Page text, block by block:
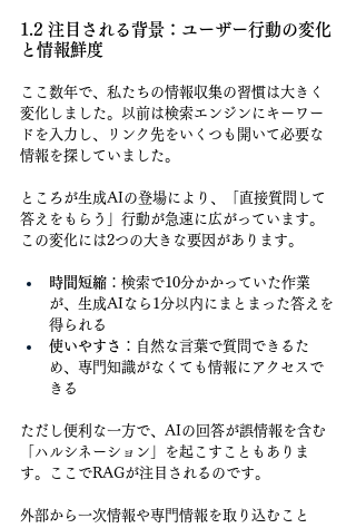
1.2 注目される背景：ユーザー行動の変化
と情報鮮度
ここ数年で、私たちの情報収集の習慣は大きく
変化しました。以前は検索エンジンにキーワー
ドを入力し、リンク先をいくつも開いて必要な
情報を探していました。
ところが生成AIの登場により、「直接質問して
答えをもらう」行動が急速に広がっています。
この変化には2つの大きな要因があります。
時間短縮 ：検索で10分かかっていた作業
が、生成AIなら1分以内にまとまった答えを
得られる
使いやすさ ：自然な言葉で質問できるた
め、専門知識がなくても情報にアクセスで
きる
ただし便利な一方で、AIの回答が誤情報を含む
「ハルシネーション」を起こすこともありま
す。ここでRAGが注目されるのです。
外部から一次情報や専門情報を取り込むこと